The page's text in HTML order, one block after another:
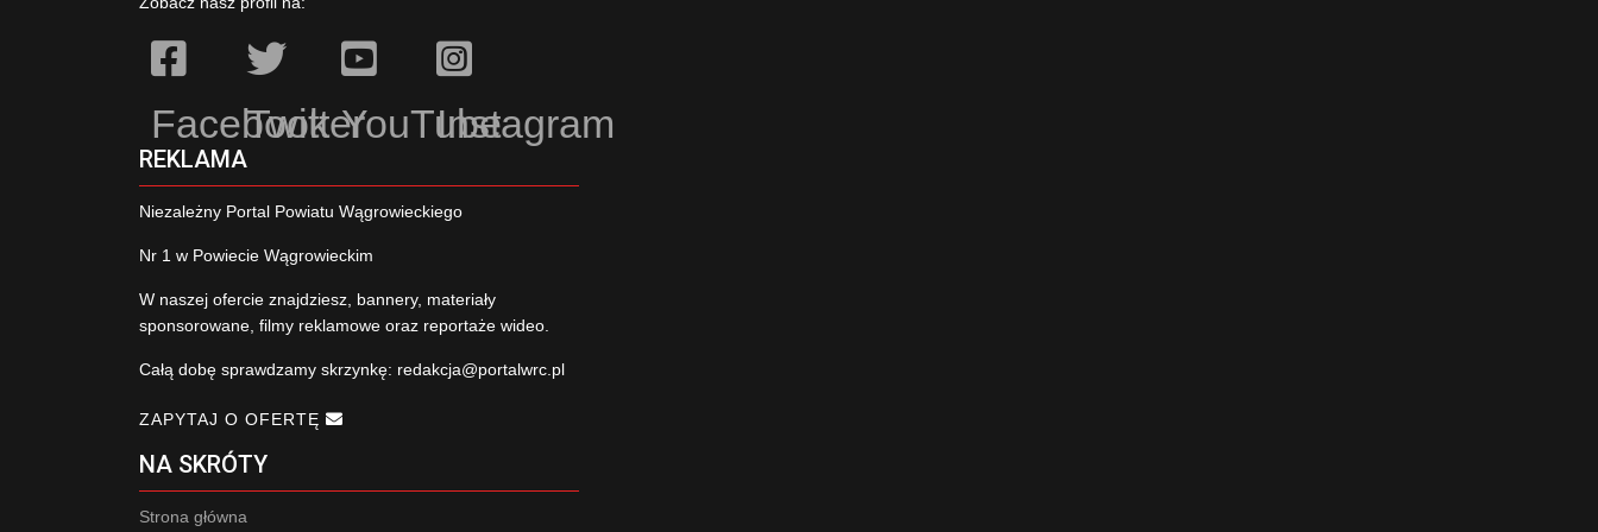
Facebook
TwitterYouTubeInstagram
REKLAMA
Niezależny Portal Powiatu Wągrowieckiego
Nr 1 w Powiecie Wągrowieckim
W naszej ofercie znajdziesz, bannery, materiały
sponsorowane, filmy reklamowe oraz reportaże wideo.
Całą dobę sprawdzamy skrzynkę: redakcja@portalwrc.pl
ZAPYTAJ O OFERTĘ
NA SKRÓTY
Strona główna